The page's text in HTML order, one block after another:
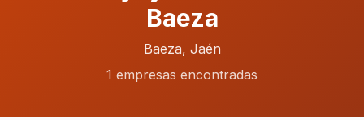
Baeza
Baeza, Jaén
1 empresas encontradas